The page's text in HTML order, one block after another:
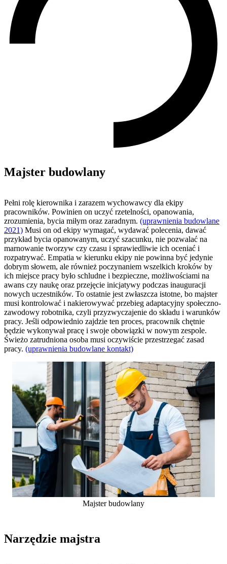
Majster budowlany
Pełni rolę kierownika i zarazem wychowawcy dla ekipy
pracowników. Powinien on uczyć rzetelności, opanowania,
zrozumienia, bycia miłym oraz zaradnym. (uprawnienia budowlane
2021) Musi on od ekipy wymagać, wydawać polecenia, dawać
przykład bycia opanowanym, uczyć szacunku, nie pozwalać na
marnowanie tworzyw czy czasu i sprawiedliwie ich oceniać i
rozpatrywać. Empatia w kierunku ekipy nie powinna być jedynie
dobrym słowem, ale również poczynaniem wszelkich kroków by
ich miejsce pracy było schludne i bezpieczne, możliwościami na
awans czy naukę oraz przejęcie inicjatywy podczas inauguracji
nowych uczestników. To ostatnie jest zwłaszcza istotne, bo majster
musi kontrolować i nakierowywać przebieg adaptacyjny społeczno-
zawodowy robotnika, czyli przyzwyczajenie do składu i warunków
pracy. Jeśli odpowiednio zajdzie ten proces, pracownik chętnie
będzie wykonywał pracę i swoje obowiązki w nowym zespole.
Świeżo zatrudniona osoba musi oczywiście przestrzegać zasad
pracy. (uprawnienia budowlane kontakt)
Majster budowlany
Narzędzie majstra